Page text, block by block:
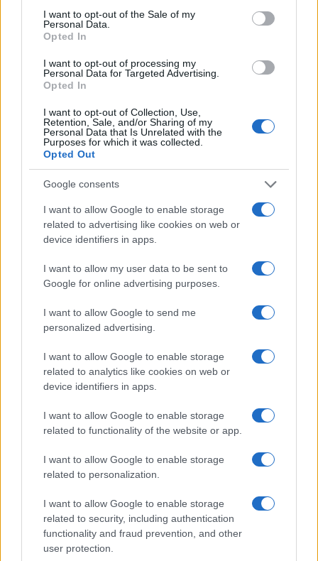
consent section.
I want to opt-out of the Sale of my
Personal Data.
Opted In
I want to opt-out of processing my
Personal Data for Targeted Advertising.
Opted In
I want to opt-out of Collection, Use,
Retention, Sale, and/or Sharing of my
Personal Data that Is Unrelated with the
Purposes for which it was collected.
Opted Out
Google consents
I want to allow Google to enable storage
related to advertising like cookies on web or
device identifiers in apps.
I want to allow my user data to be sent to
Google for online advertising purposes.
I want to allow Google to send me
personalized advertising.
I want to allow Google to enable storage
related to analytics like cookies on web or
device identifiers in apps.
I want to allow Google to enable storage
related to functionality of the website or app.
I want to allow Google to enable storage
related to personalization.
I want to allow Google to enable storage
related to security, including authentication
functionality and fraud prevention, and other
user protection.
Δασικές πυρκαγιές: Η ρύπανση
θανάτους
Αντιμετώπιση της ατμοσφαιρικής
έρχονται
Αυξημένος ο κίνδυνος και για
σταδιακή απώλεια όρασης λόγω
της ρύπανσης του αέρα
Έρευνα: Η ατμοσφαιρική ρύπανση
αυξάνει τον κίνδυνο για χρόνια
νεφρική νόσο
Lockdown: Μείωση ρεκόρ 7% στις
εκπομπές διοξειδίου του
12/12/2020 - 22:10